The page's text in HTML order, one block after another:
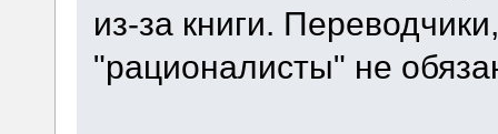
из-за книги.
"рационалисты" не